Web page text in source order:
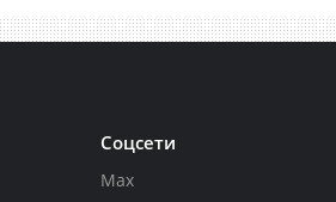
Соцсети
Max